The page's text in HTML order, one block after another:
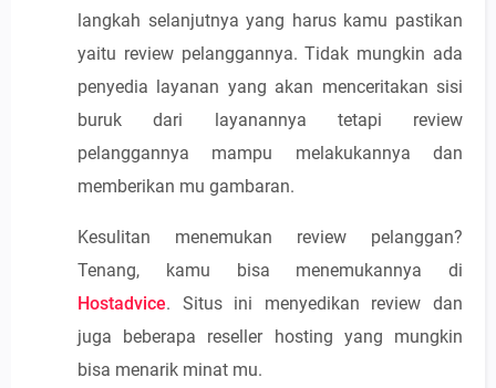
langkah selanjutnya yang harus kamu pastikan
yaitu review pelanggannya. Tidak mungkin ada
penyedia layanan yang akan menceritakan sisi
buruk dari layanannya tetapi review
pelanggannya mampu melakukannya dan
memberikan mu gambaran.
Kesulitan menemukan review pelanggan?
Tenang, kamu bisa menemukannya di
Hostadvice. Situs ini menyedikan review dan
juga beberapa reseller hosting yang mungkin
bisa menarik minat mu.